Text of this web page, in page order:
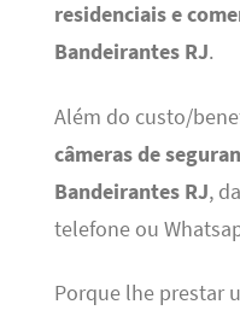
residenciais e
Bandeirantes RJ.
Além do custo/
câmeras de
Bandeirantes RJ,
telefone ou
Porque lhe prestar